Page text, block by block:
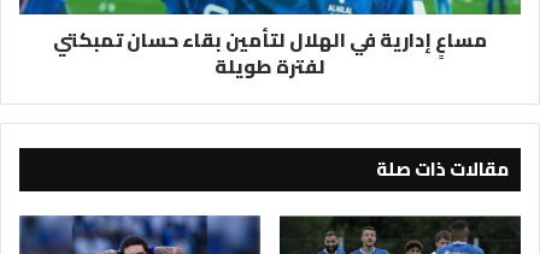
لفترة
طويلةمساعٍ إدارية في الهلال لتأمين بقاء حسان تمبكتي
لفترة طويلة
مقالات ذات صلة